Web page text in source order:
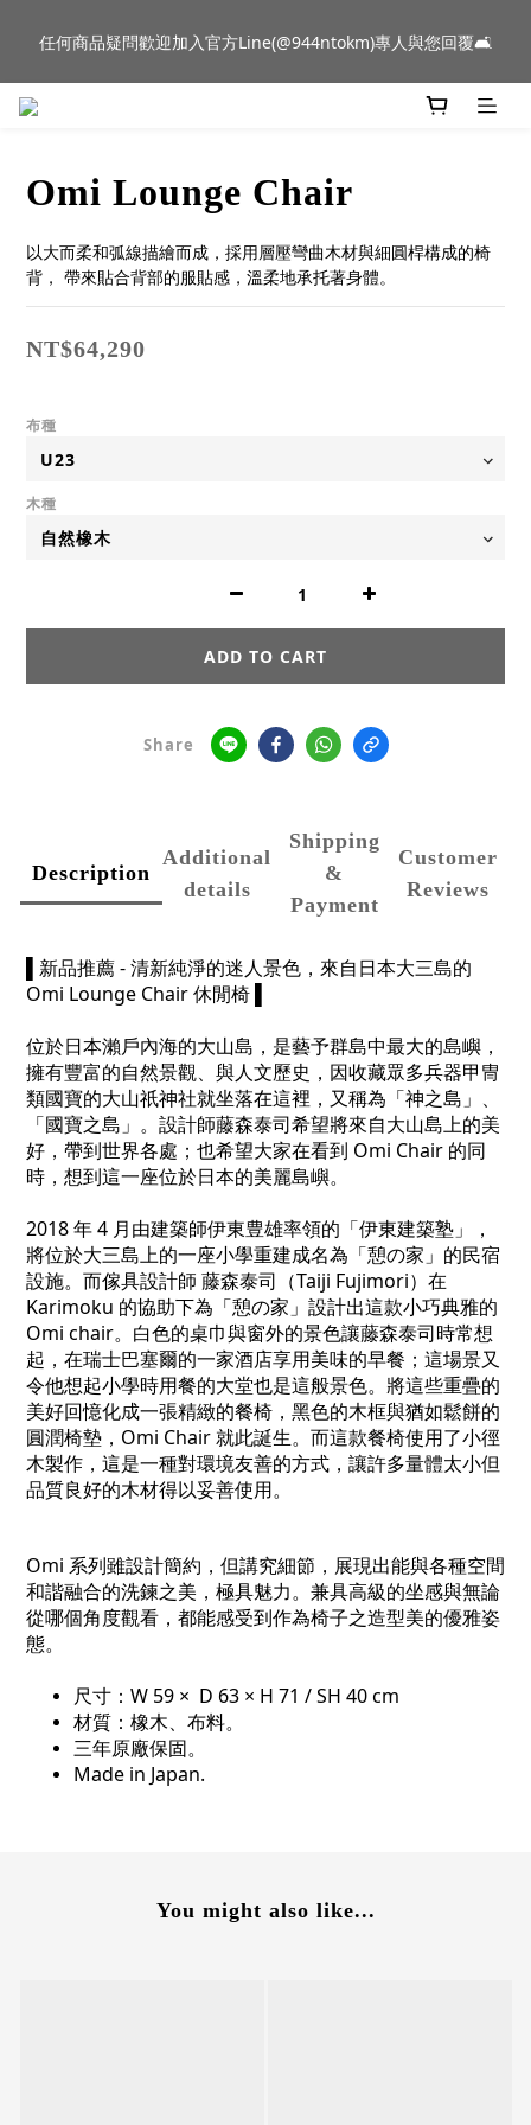
群門市展示中✨
任何商品疑問歡迎加入官方Line(@944ntokm)專人與您回覆🛋️
新品到貨｜日本燈具品牌 Ambientec 年度新品 Barcarolle 臺中樂
Omi Lounge Chair
以大而柔和弧線描繪而成，採用層壓彎曲木材與細圓桿構成的椅
背， 帶來貼合背部的服貼感，溫柔地承托著身體。
NT$64,290
布種
木種
ADD TO CART
Share
Description
Additional
details
Shipping
&
Payment
Customer
Reviews
▌新品推薦 - 清新純淨的迷人景色，來自日本大三島的
Omi Lounge Chair 休閒椅 ▌
位於日本瀨戶內海的大山島，是藝予群島中最大的島嶼，
擁有豐富的自然景觀、與人文歷史，因收藏眾多兵器甲冑
類國寶的大山祇神社就坐落在這裡，又稱為「神之島」、
「國寶之島」。 設計師藤森泰司希望將來自大山島上的美
好，帶到世界各處；也希望大家在看到 Omi Chair 的同
時，想到這一座位於日本的美麗島嶼。
2018 年 4 月由建築師伊東豊雄率領的「伊東建築塾」，
將位於大三島上的一座小學重建成名為「憩の家」的民宿
設施。而傢具設計師 藤森泰司（Taiji Fujimori）在
Karimoku 的協助下為「憩の家」設計出這款小巧典雅的
Omi chair。白色的桌巾與窗外的景色讓藤森泰司時常想
起，在瑞士巴塞爾的一家酒店享用美味的早餐；這場景又
令他想起小學時用餐的大堂也是這般景色。將這些重疊的
美好回憶化成一張精緻的餐椅，黑色的木框與猶如鬆餅的
圓潤椅墊，Omi Chair 就此誕生。而這款餐椅使用了小徑
木製作，這是一種對環境友善的方式，讓許多量體太小但
品質良好的木材得以妥善使用。
Omi 系列雖設計簡約，但講究細節，展現出能與各種空間
和諧融合的洗鍊之美，極具魅力。兼具高級的坐感與無論
從哪個角度觀看，都能感受到作為椅子之造型美的優雅姿
態。
尺寸：W 59 × D 63 × H 71 / SH 40 cm
材質：橡木、布料。
三年原廠保固。
Made in Japan.
You might also like...